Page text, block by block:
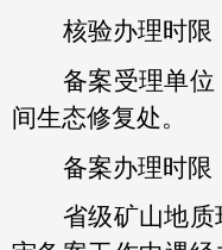
核验办理时限
备案受理单
间生态修复处。
备案办理时限
省级矿山地